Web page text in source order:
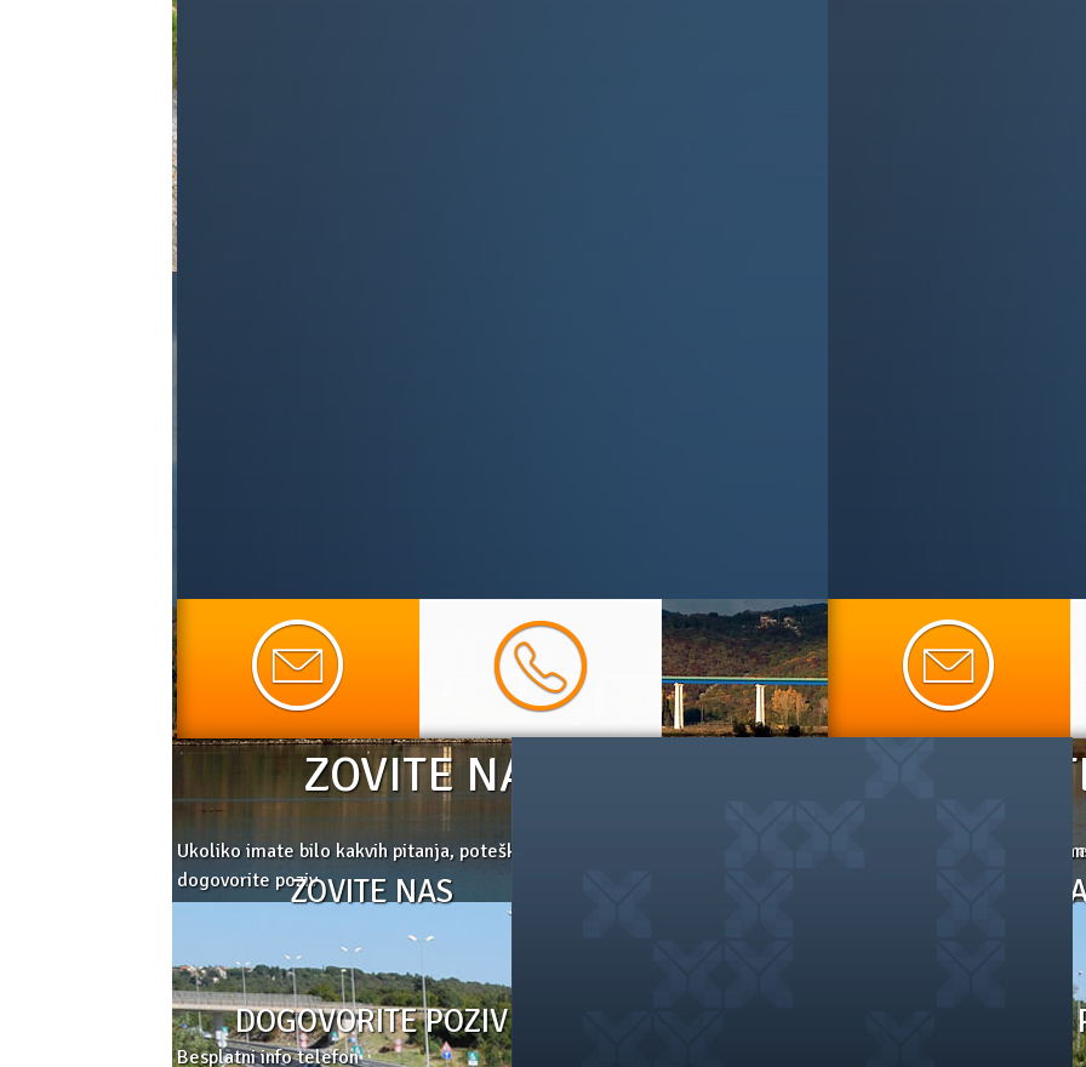
ZOVITE NAS ILI DOGOVORITE POZIV
Ukoliko imate bilo kakvih pitanja, poteškoća ili želite saznati više o našim uslugama, nazovite naše
dogovorite pozivZOVITE NAS
DOGOVORITE POZIV
Besplatni info telefon
Ukoliko imate bilo kakvih
ZOVITE